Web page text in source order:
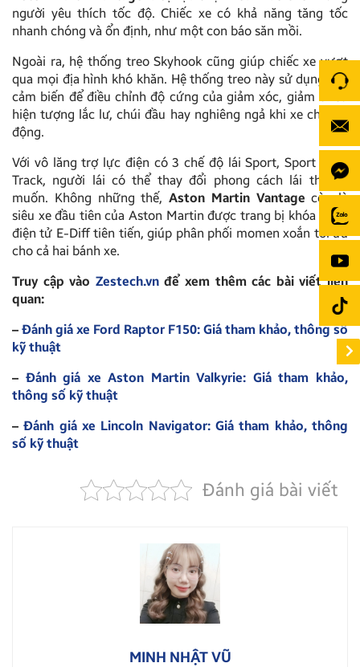
người yêu thích tốc độ. Chiếc xe có khả năng tăng tốc
nhanh chóng và ổn định, như một con báo săn mồi.
Ngoài ra, hệ thống treo Skyhook cũng giúp chiếc xe vượt
qua mọi địa hình khó khăn. Hệ thống treo này sử dụng các
cảm biến để điều chỉnh độ cứng của giảm xóc, giảm thiểu
hiện tượng lắc lư, chúi đầu hay nghiêng ngả khi xe chuyển
động.
Với vô lăng trợ lực điện có 3 chế độ lái Sport, Sport Plus,
Track, người lái có thể thay đổi phong cách lái theo ý
muốn. Không những thế, Aston Martin Vantage còn là
siêu xe đầu tiên của Aston Martin được trang bị khóa vi sai
điện tử E-Diff tiên tiến, giúp phân phối momen xoắn tối ưu
cho cả hai bánh xe.
Truy cập vào Zestech.vnđể xem thêm các bài viết liên
quan:
– Đánh giá xe Ford Raptor F150: Giá tham khảo, thông số
kỹ thuật
– Đánh giá xe Aston Martin Valkyrie: Giá tham khảo,
thông số kỹ thuật
–Đánh giá xe Lincoln Navigator: Giá tham khảo, thông
số kỹ thuật
Đánh giá bài viết
MINH NHẬT VŨ